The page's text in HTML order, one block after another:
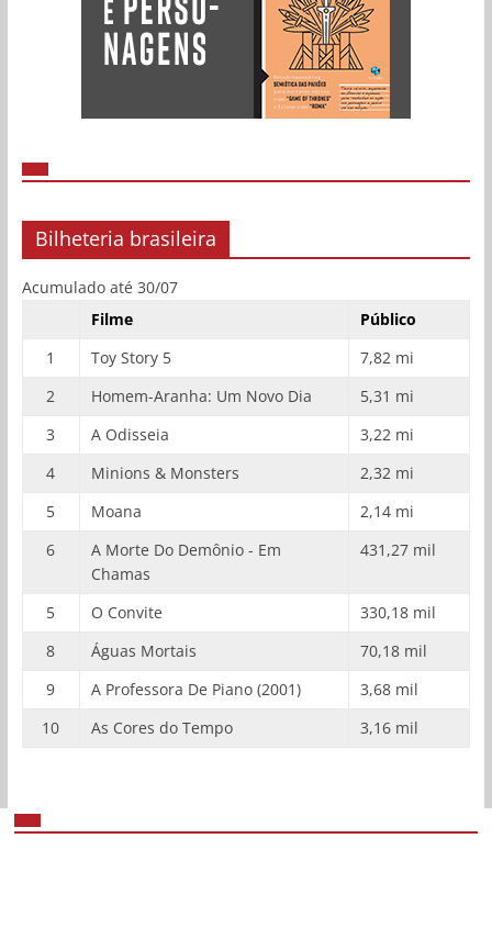
Bilheteria brasileira
Acumulado até 30/07
Filme
Público
1
Toy Story 5
7,82 mi
2
Homem-Aranha: Um Novo Dia
5,31 mi
3
A Odisseia
3,22 mi
4
Minions & Monsters
2,32 mi
5
Moana
2,14 mi
6
A Morte Do Demônio - Em
Chamas
431,27 mil
5 O Convite
330,18 mil
8
Águas Mortais
70,18 mil
9
A Professora De Piano (2001)
3,68 mil
10
As Cores do Tempo 3,16 mil